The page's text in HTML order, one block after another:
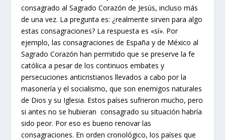
consagrado al Sagrado Corazón de Jesús, incluso más
de una vez. La pregunta es: ¿realmente sirven para algo
estas consagraciones? La respuesta es «sí». Por
ejemplo, las consagraciones de España y de México al
Sagrado Corazón han permitido que se preserve la fe
católica a pesar de los continuos embates y
persecuciones anticristianos llevados a cabo por la
masonería y el socialismo, que son enemigos naturales
de Dios y su Iglesia. Estos países sufrieron mucho, pero
si antes no se hubieran consagrado su situación habría
sido peor. Por eso es bueno renovar las
consagraciones. En orden cronológico, los países que